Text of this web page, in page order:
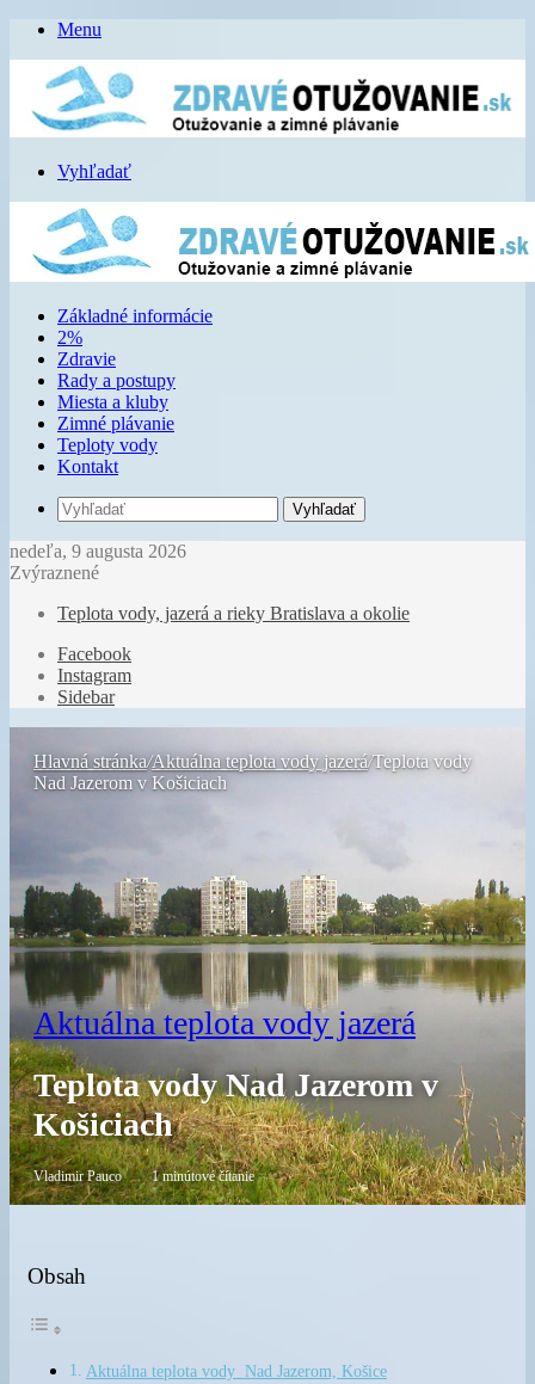
Menu
Vyhľadať
Základné informácie
2%
Zdravie
Rady a postupy
Miesta a kluby
Zimné plávanie
Teploty vody
Kontakt
Vyhľadať
nedeľa, 9 augusta 2026
Zvýraznené
Teplota vody, jazerá a rieky Bratislava a okolie
Facebook
Instagram
Sidebar
Hlavná stránka/Aktuálna teplota vody jazerá/Teplota vody
Nad Jazerom v Košiciach
Aktuálna teplota vody jazerá
Teplota vody Nad Jazerom v
Košiciach
Vladimir Pauco 1 minútové čítanie
Obsah
Aktuálna teplota vody Nad Jazerom, Košice